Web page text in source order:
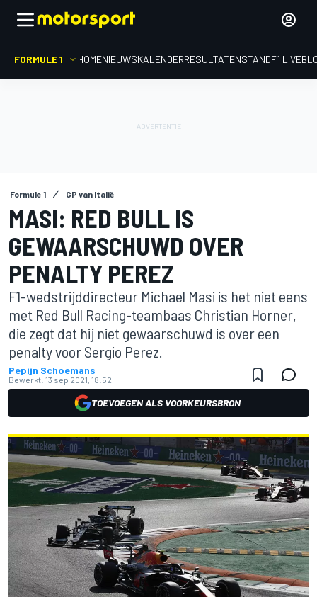
FORMULE 1 HOMENIEUWSKALENDERRESULTATENSTANDF1
Formule 1 GP van Italië
MASI: RED BULL IS
GEWAARSCHUWD OVER
PENALTY PEREZ
F1-wedstrijddirecteur Michael Masi is het niet eens
met Red Bull Racing-teambaas Christian Horner,
die zegt dat hij niet gewaarschuwd is over een
penalty voor Sergio Perez.
Pepijn Schoemans
Bewerkt: 13 sep 2021, 18:52
TOEVOEGEN ALS VOORKEURSBRON